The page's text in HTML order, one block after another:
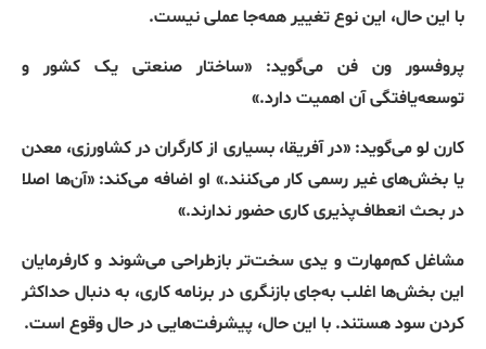
با این حال، این نوع تغییر همه‌جا عملی نیست.
پروفسور ون فن می‌گوید: «ساختار صنعتی یک کشور و
توسعه‌یافتگی آن اهمیت دارد.»
کارن لو می‌گوید: «در آفریقا، بسیاری از کارگران در کشاورزی، معدن
یا بخش‌های غیر رسمی کار می‌کنند.» او اضافه می‌کند: «آن‌ها اصلا
در بحث انعطاف‌پذیری کاری حضور ندارند.»
مشاغل کم‌مهارت و یدی سخت‌تر بازطراحی می‌شوند و کارفرمایان
این بخش‌ها اغلب به‌جای بازنگری در برنامه کاری، به دنبال حداکثر
کردن سود هستند. با این حال، پیشرفت‌هایی در حال وقوع است.